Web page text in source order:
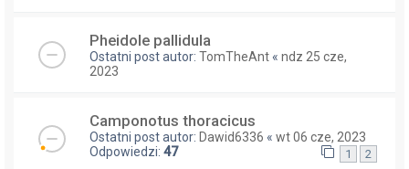
Pheidole pallidula
Ostatni post autor: TomTheAnt « ndz 25 cze,
2023
Camponotus thoracicus
Ostatni post autor: Dawid6336 « wt 06 cze, 2023
Odpowiedzi: 47 1 2